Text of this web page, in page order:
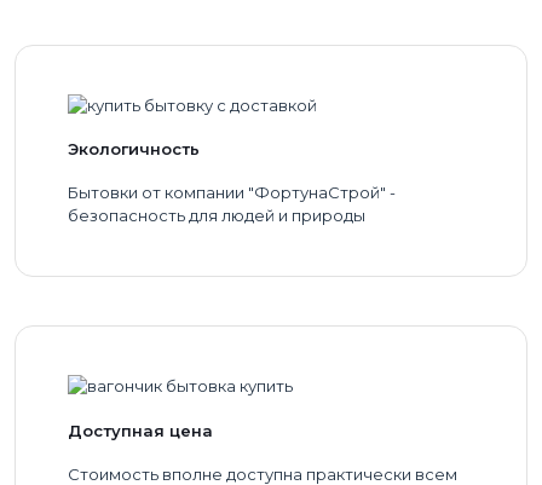
Экологичность
Бытовки от компании "ФортунаСтрой" -
безопасность для людей и природы
Доступная цена
Стоимость вполне доступна практически всем